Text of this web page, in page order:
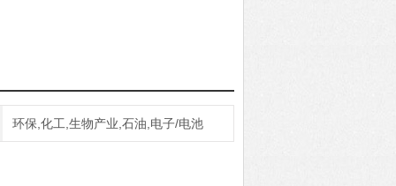
环保,化工,生物产业,石油,电子/电池